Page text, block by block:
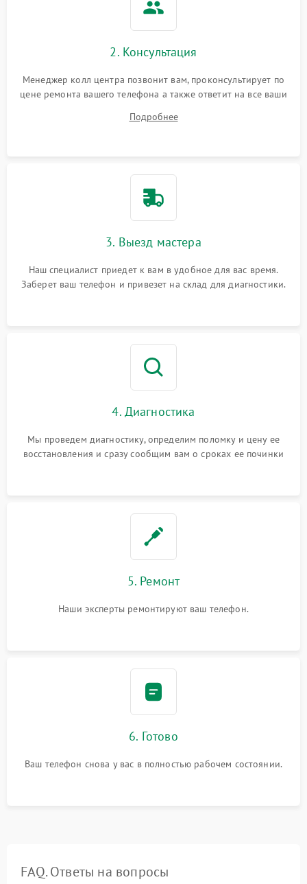
2. Консультация
Менеджер колл центра позвонит вам, проконсультирует по
цене ремонта вашего телефона а также ответит на все ваши
Подробнее
3. Выезд мастера
Наш специалист приедет к вам в удобное для вас время.
Заберет ваш телефон и привезет на склад для диагностики.
4. Диагностика
Мы проведем диагностику, определим поломку и цену ее
восстановления и сразу сообщим вам о сроках ее починки
5. Ремонт
Наши эксперты ремонтируют ваш телефон.
6. Готово
Ваш телефон снова у вас в полностью рабочем состоянии.
FAQ. Ответы на вопросы